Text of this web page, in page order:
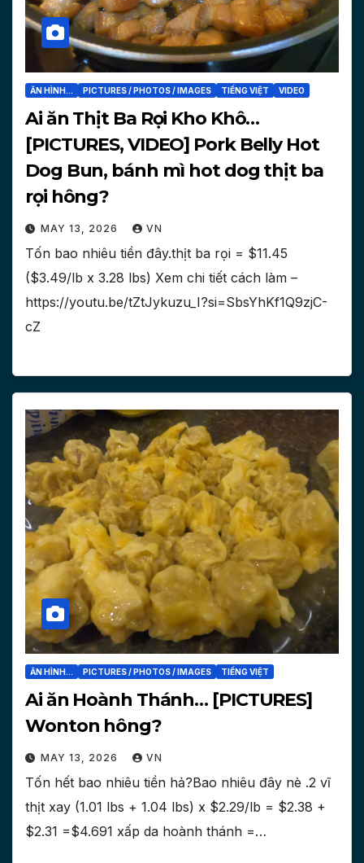
ĂN HÌNH... PICTURES / PHOTOS / IMAGES TIẾNG VIỆT VIDEO
Ai ăn Thịt Ba Rọi Kho Khô…
[PICTURES, VIDEO] Pork Belly Hot
Dog Bun, bánh mì hot dog thịt ba
rọi hông?
MAY 13, 2026 VN
Tốn bao nhiêu tiền đây.thịt ba rọi = $11.45
($3.49/lb x 3.28 lbs) Xem chi tiết cách làm –
https://youtu.be/tZtJykuzu_I?si=SbsYhKf1Q9zjC-
cZ
ĂN HÌNH... PICTURES / PHOTOS / IMAGES TIẾNG VIỆT
Ai ăn Hoành Thánh… [PICTURES]
Wonton hông?
MAY 13, 2026 VN
Tốn hết bao nhiêu tiền hả?Bao nhiêu đây nè .2 vĩ
thịt xay (1.01 lbs + 1.04 lbs) x $2.29/lb = $2.38 +
$2.31 =$4.691 xấp da hoành thánh =…